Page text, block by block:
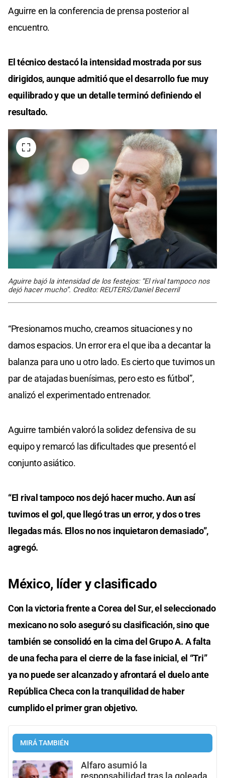
Aguirre en la conferencia de prensa posterior al
encuentro.
El técnico destacó la intensidad mostrada por sus
dirigidos, aunque admitió que el desarrollo fue muy
equilibrado y que un detalle terminó definiendo el
resultado.
Aguirre bajó la intensidad de los festejos: “El rival tampoco nos
dejó hacer mucho”. Credito: REUTERS/Daniel Becerril
“Presionamos mucho, creamos situaciones y no
damos espacios. Un error era el que iba a decantar la
balanza para uno u otro lado. Es cierto que tuvimos un
par de atajadas buenísimas, pero esto es fútbol”,
analizó el experimentado entrenador.
Aguirre también valoró la solidez defensiva de su
equipo y remarcó las dificultades que presentó el
conjunto asiático.
“El rival tampoco nos dejó hacer mucho. Aun así
tuvimos el gol, que llegó tras un error, y dos o tres
llegadas más. Ellos no nos inquietaron demasiado”,
agregó.
México, líder y clasificado
Con la victoria frente a Corea del Sur, el seleccionado
mexicano no solo aseguró su clasificación, sino que
también se consolidó en la cima del Grupo A. A falta
de una fecha para el cierre de la fase inicial, el “Tri”
ya no puede ser alcanzado y afrontará el duelo ante
República Checa con la tranquilidad de haber
cumplido el primer gran objetivo.
MIRÁ TAMBIÉN
Alfaro asumió la
responsabilidad tras la goleada